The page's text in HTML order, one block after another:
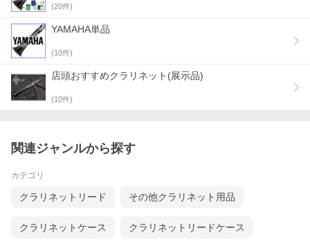
(20件)
YAMAHA単品
(10件)
店頭おすすめクラリネット(展示品)
(10件)
関連ジャンルから探す
カテゴリ
クラリネットリード その他クラリネット用品
クラリネットケース クラリネットリードケース